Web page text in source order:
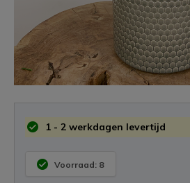
1 - 2 werkdagen levertijd
Voorraad: 8